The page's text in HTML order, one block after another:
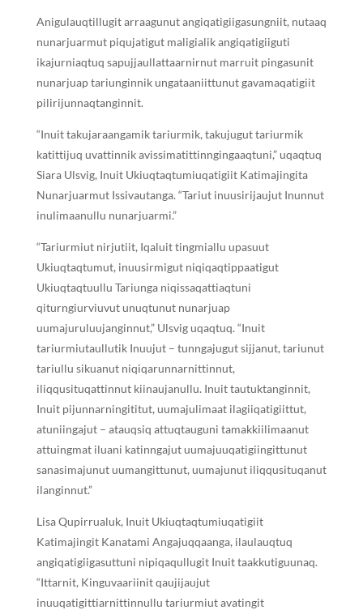
Anigulauqtillugit arraagunut angiqatigiigasungniit, nutaaq
nunarjuarmut piqujatigut maligialik angiqatigiiguti
ikajurniaqtuq sapujjaullattaarnirnut marruit pingasunit
nunarjuap tariunginnik ungataaniittunut gavamaqatigiit
pilirijunnaqtanginnit.
“Inuit takujaraangamik tariurmik, takujugut tariurmik
katittijuq uvattinnik avissimatittinngingaaqtuni,” uqaqtuq
Siara Ulsvig, Inuit Ukiuqtaqtumiuqatigiit Katimajingita
Nunarjuarmut Issivautanga. “Tariut inuusirijaujut Inunnut
inulimaanullu nunarjuarmi.”
“Tariurmiut nirjutiit, Iqaluit tingmiallu upasuut
Ukiuqtaqtumut, inuusirmigut niqiqaqtippaatigut
Ukiuqtaqtuullu Tariunga niqissaqattiaqtuni
qiturngiurviuvut unuqtunut nunarjuap
uumajuruluujanginnut,” Ulsvig uqaqtuq. “Inuit
tariurmiutaullutik Inuujut – tunngajugut sijjanut, tariunut
tariullu sikuanut niqiqarunnarnittinnut,
iliqqusituqattinnut kiinaujanullu. Inuit tautuktanginnit,
Inuit pijunnarningititut, uumajulimaat ilagiiqatigiittut,
atuniingajut – atauqsiq attuqtauguni tamakkiilimaanut
attuingmat iluani katinngajut uumajuuqatigiingittunut
sanasimajunut uumangittunut, uumajunut iliqqusituqanut
ilanginnut.”
Lisa Qupirrualuk, Inuit Ukiuqtaqtumiuqatigiit
Katimajingit Kanatami Angajuqqaanga, ilaulauqtuq
angiqatigiigasuttuni nipiqaqullugit Inuit taakkutiguunaq.
“Ittarnit, Kinguvaariinit qaujijaujut
inuuqatigittiarnittinnullu tariurmiut avatingit